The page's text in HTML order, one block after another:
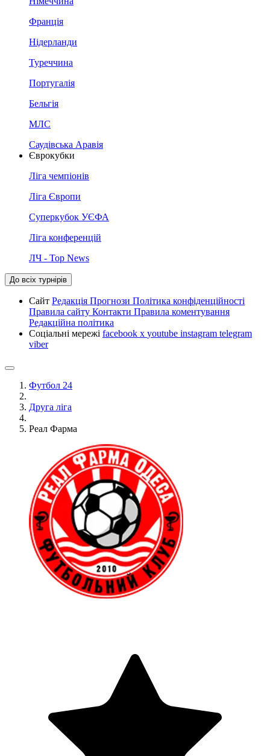
Франція
Нідерланди
Туреччина
Португалія
Бельгія
МЛС
Саудівська Аравія
Єврокубки
Ліга чемпіонів
Ліга Європи
Суперкубок УЄФА
Ліга конференцій
ЛЧ - Top News
До всіх турнірів
Сайт Редакція Прогнози Політика конфіденційності
Правила сайту Контакти Правила коментування
Редакційна політика
Соціальні мережі facebook x youtube instagram telegram
viber
Футбол 24
Друга ліга
Реал Фарма